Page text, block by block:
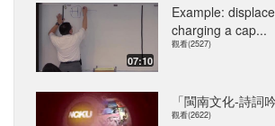
07:10
Example:
charging a cap...
觀看(2527)
「閩南文化-詩詞
觀看(2622)